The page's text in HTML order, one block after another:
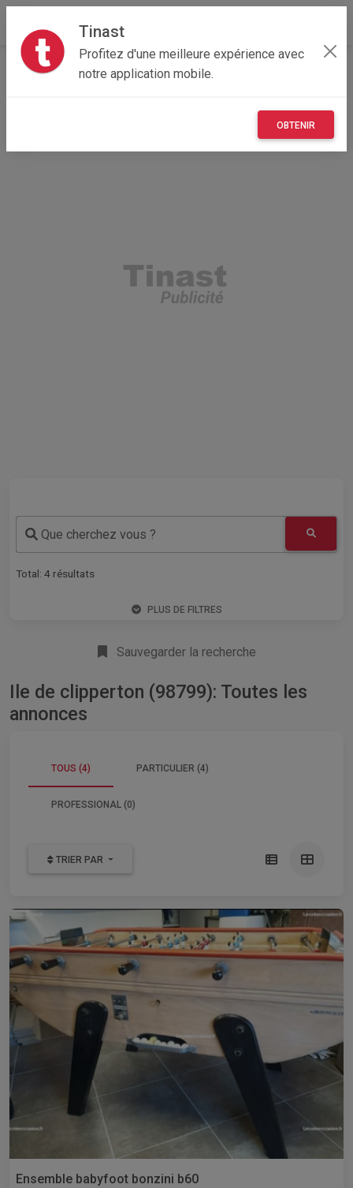
Tinast
Profitez d'une meilleure expérience avec
notre application mobile.
OBTENIR
Accueil Recherche
Collectivité d'outre-mer
Que cherchez vous ?
Total: 4 résultats
PLUS DE FILTRES
Sauvegarder la recherche
Ile de clipperton (98799): Toutes les
annonces
TOUS (4) PARTICULIER (4)
PROFESSIONAL (0)
TRIER PAR
Ensemble babyfoot bonzini b60